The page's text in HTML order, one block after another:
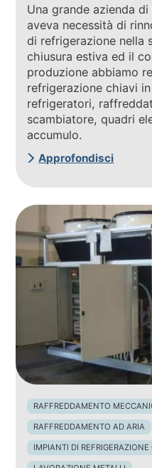
Una grande azienda
aveva necessità di
di refrigerazione nella
chiusura estiva ed il
produzione abbiamo
refrigerazione chiavi
refrigeratori,
scambiatore, quadri
accumulo.
Approfondisci
RAFFREDDAMENTO
RAFFREDDAMENTO AD ARIA
IMPIANTI DI